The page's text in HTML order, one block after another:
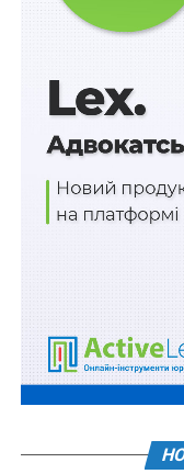
419 млн грн
обласних
70 млн грн
ПДВ за
несплату не
90 000 000
11 червня –
ЄВРОПЕЙСЬКИЙ
НАСТУПНА
Мобільні центри
молодіжної
Скасовано
підприємств